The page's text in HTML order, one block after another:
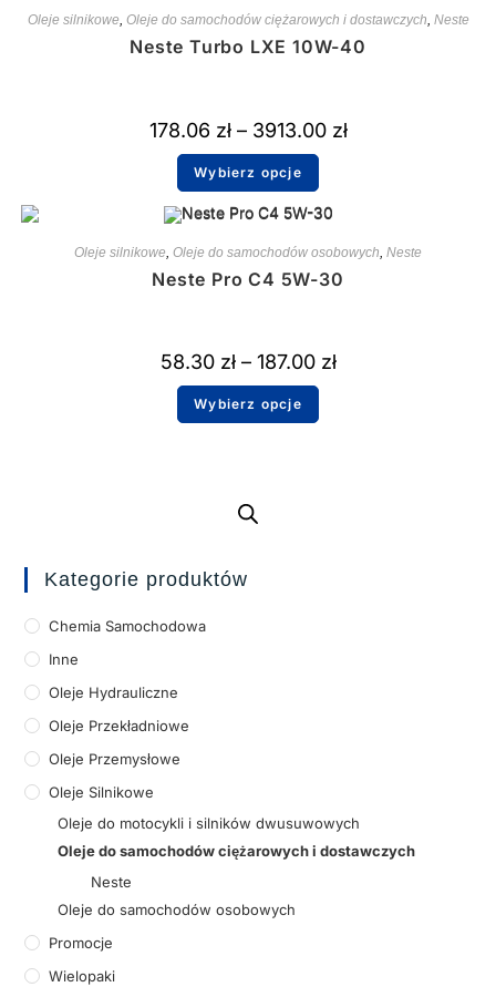
Oleje silnikowe, Oleje do samochodów ciężarowych i dostawczych, Neste
Neste Turbo LXE 10W-40
178.06 zł – 3913.00 zł
Wybierz opcje
Oleje silnikowe Oleje do samochodów osobowych Neste
Neste Pro C4 5W-30
58.30 zł – 187.00 zł
Wybierz opcje
Kategorie produktów
Chemia Samochodowa
Inne
Oleje Hydrauliczne
Oleje Przekładniowe
Oleje Przemysłowe
Oleje Silnikowe
Oleje do motocykli i silników dwusuwowych
Oleje do samochodów ciężarowych i dostawczych
Neste
Oleje do samochodów osobowych
Promocje
Wielopaki